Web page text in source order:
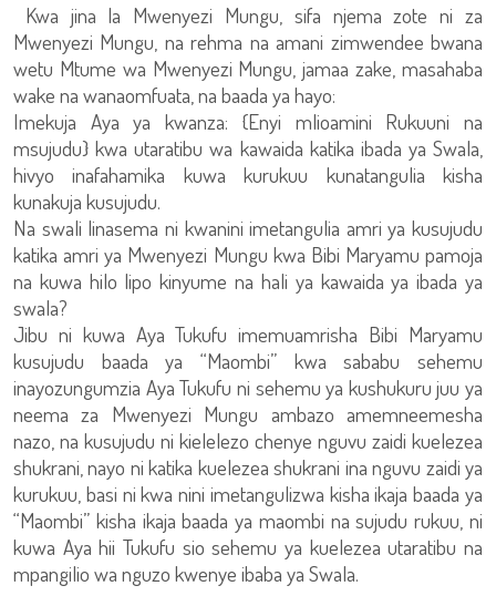
Kwa jina la Mwenyezi Mungu, sifa njema zote ni za
Mwenyezi Mungu, na rehma na amani zimwendee bwana
wetu Mtume wa Mwenyezi Mungu, jamaa zake, masahaba
wake na wanaomfuata, na baada ya hayo:
Imekuja Aya ya kwanza: {Enyi mlioamini Rukuuni na
msujudu} kwa utaratibu wa kawaida katika ibada ya Swala,
hivyo inafahamika kuwa kurukuu kunatangulia kisha
kunakuja kusujudu.
Na swali linasema ni kwanini imetangulia amri ya kusujudu
katika amri ya Mwenyezi Mungu kwa Bibi Maryamu pamoja
na kuwa hilo lipo kinyume na hali ya kawaida ya ibada ya
swala?
Jibu ni kuwa Aya Tukufu imemuamrisha Bibi Maryamu
kusujudu baada ya “Maombi” kwa sababu sehemu
inayozungumzia Aya Tukufu ni sehemu ya kushukuru juu ya
neema za Mwenyezi Mungu ambazo amemneemesha
nazo, na kusujudu ni kielelezo chenye nguvu zaidi kuelezea
shukrani, nayo ni katika kuelezea shukrani ina nguvu zaidi ya
kurukuu, basi ni kwa nini imetangulizwa kisha ikaja baada ya
“Maombi” kisha ikaja baada ya maombi na sujudu rukuu, ni
kuwa Aya hii Tukufu sio sehemu ya kuelezea utaratibu na
mpangilio wa nguzo kwenye ibaba ya Swala.